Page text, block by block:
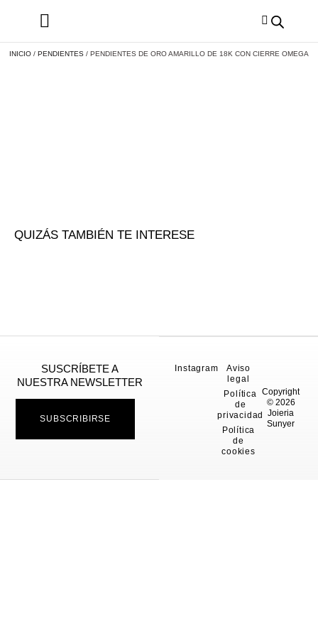
INICIO / PENDIENTES / PENDIENTES DE ORO AMARILLO DE 18K CON CIERRE OMEGA
QUIZÁS TAMBIÉN TE INTERESE
SUSCRÍBETE A
NUESTRA NEWSLETTER
SUBSCRIBIRSE
Copyright
© 2026
Joieria
Sunyer
Instagram
Aviso
legal
Política
de
privacidad
Política
de
cookies